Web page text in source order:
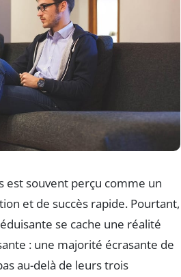
est souvent perçu comme un
et de succès rapide. Pourtant,
se cache une réalité
: une majorité écrasante de
au-delà de leurs trois